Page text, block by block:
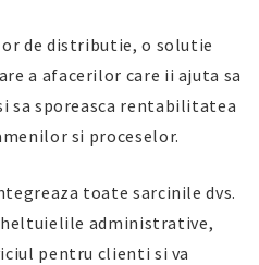
de distributie, o solutie
a afacerilor care ii ajuta sa
sa sporeasca rentabilitatea
si proceselor.
toate sarcinile dvs.
administrative,
pentru clienti si va